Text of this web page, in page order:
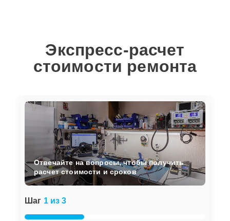
Экспресс-расчет
стоимости ремонта
Шаг 1 из 3
Отвечайте на вопросы, чтобы получить
расчет стоимости и сроков